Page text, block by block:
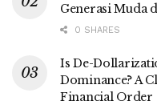
Generasi Muda
0 SHARES
Is De-
Dominance? A
Financial Order